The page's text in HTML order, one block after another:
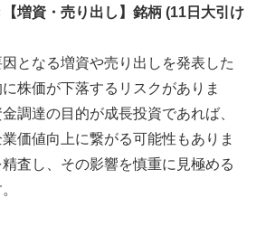
増資・売り出し】銘柄 (11日大引け
となる増資や売り出しを発表した
株価が下落するリスクがありま
調達の目的が成長投資であれば、
価値向上に繋がる可能性もありま
査し、その影響を慎重に見極める